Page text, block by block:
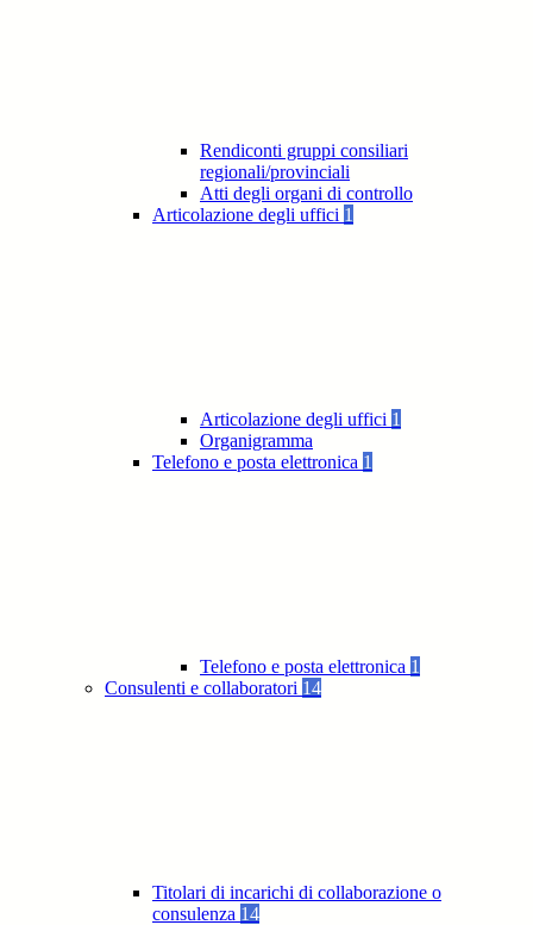
Rendiconti gruppi consiliari
regionali/provinciali
Atti degli organi di controllo
Articolazione degli uffici 1
Articolazione degli uffici 1
Organigramma
Telefono e posta elettronica 1
Telefono e posta elettronica 1
Consulenti e collaboratori 14
Titolari di incarichi di collaborazione o
consulenza 14